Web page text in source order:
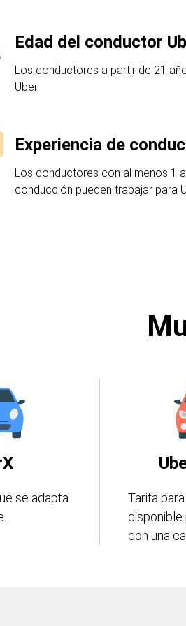
Edad del conductor
Los conductores a partir de 21
Uber.
Experiencia de
Los conductores con al menos 1
conducción pueden trabajar para
se adapta
Tarifa
con una